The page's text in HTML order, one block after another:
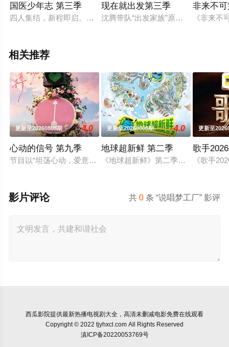
国医少年志 第三季
四人集结，新程即启。和陈妍希、夏之光、高卿尘、李雅娟一
现在就出发第三季
沈腾带队“出发家族”原班人马再次奔
非来不
《非来不
相关推荐
更新至20260808期 4.0
心动的信号 第九季
节目以“坦荡心动，爱意直行”为核心主题，聚焦真诚直白的新
更新至20260808期 4.0
地球超新鲜 第二季
《地球超新鲜》第二季继续以快乐
更新至
歌手2026
《歌手
共0 条 “说唱梦工厂” 影评
影片评论
西瓜影院提供最新热播电视剧大全，高清未删减电影免费在线观看
Copyright © 2022 tjyhxcl.com All Rights Reserved
滇ICP备20220053769号